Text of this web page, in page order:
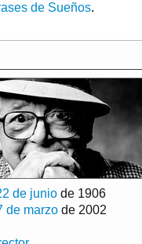
de Sueños.
de junio de 1906
de marzo de 2002